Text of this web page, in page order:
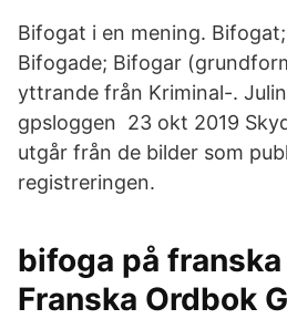
Bifogat i en mening.
Bifogade; Bifogar
yttrande från Kriminal-.
gpsloggen 23 okt 2019
utgår från de bilder som
registreringen.
bifoga på
Franska Ordbok